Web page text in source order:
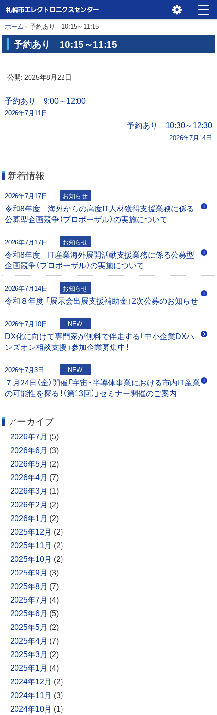
本
へ
札幌市エレクトロニクスセ
ンター
ニ
ュ
ー
現
在
位
置
の
階
層
ホーム 予約あり 10:15～11:15
予約あり 10:15～11:15
予
約
あ
り
5
～
1
1
5
公開:2025年8月22日
投
ー
シ
ョ
ン
予約あり 9:00～12:00
2026年7月11日
予約あり 10:30～12:30
2026年7月14日
新着情報
2026年7月17日 お知らせ
令和8年度 海外からの高度IT人材獲得支援業務に係る
公募型企画競争（プロポーザル）の実施について
2026年7月17日 お知らせ
令和8年度 IT産業海外展開活動支援業務に係る公募型
企画競争（プロポーザル）の実施について
2026年7月14日 お知らせ
令和８年度 「展示会出展支援補助金」2次公募のお知らせ
2026年7月10日 NEW
DX化に向けて専門家が無料で伴走する「中小企業DXハ
ンズオン相談支援」参加企業募集中！
2026年7月3日 NEW
７月24日（金）開催「宇宙・半導体事業における市内IT産業
の可能性を探る！（第13回）」セミナー開催のご案内
アーカイブ
2026年7月 (5)
2026年6月 (3)
2026年5月 (2)
2026年4月 (7)
2026年3月 (1)
2026年2月 (2)
2026年1月 (2)
2025年12月 (2)
2025年11月 (2)
2025年10月 (2)
2025年9月 (3)
2025年8月 (7)
2025年7月 (4)
2025年6月 (5)
2025年5月 (2)
2025年4月 (7)
2025年3月 (2)
2025年1月 (4)
2024年12月 (2)
2024年11月 (3)
2024年10月 (1)